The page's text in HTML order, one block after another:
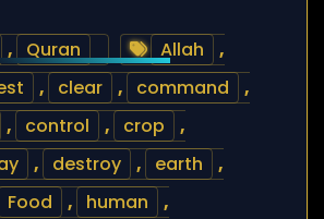
, Quran Allah
,
, clear , command
,
, control , crop
,
, destroy , earth
,
Food , human
,